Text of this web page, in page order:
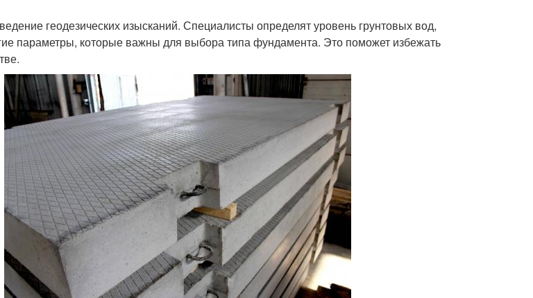
геодезических изысканий. Специалисты определят уровень грунтовых вод,
параметры, которые важны для выбора типа фундамента. Это поможет избежать